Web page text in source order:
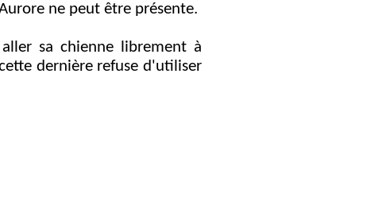
ne peut être présente.
sa chienne librement à
dernière refuse d'utiliser